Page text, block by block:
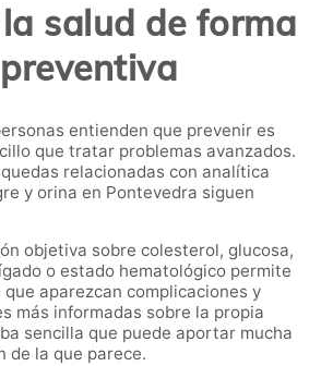
salud de forma
preventiva
entienden que prevenir es
que tratar problemas avanzados.
relacionadas con analítica
y orina en Pontevedra siguen
objetiva sobre colesterol, glucosa,
o estado hematológico permite
aparezcan complicaciones y
más informadas sobre la propia
sencilla que puede aportar mucha
de la que parece.